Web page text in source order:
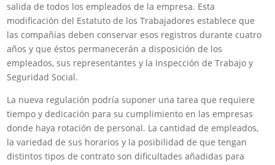
salida de todos los empleados de la empresa. Esta
modificación del Estatuto de los Trabajadores establece que
las compañías deben conservar esos registros durante cuatro
años y que éstos permanecerán a disposición de los
empleados, sus representantes y la Inspección de Trabajo y
Seguridad Social.
La nueva regulación podría suponer una tarea que requiere
tiempo y dedicación para su cumplimiento en las empresas
donde haya rotación de personal. La cantidad de empleados,
la variedad de sus horarios y la posibilidad de que tengan
distintos tipos de contrato son dificultades añadidas para